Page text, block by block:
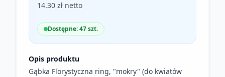
14.30 zł netto
Dostępne: 47 szt.
Opis produktu
Gąbka Florystyczna ring, "mokry" (do kwiatów